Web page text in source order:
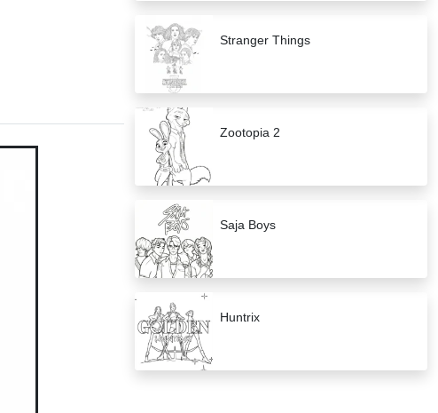
Stranger Things
Zootopia 2
Saja Boys
Huntrix